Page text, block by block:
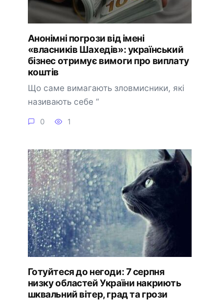
Анонімні погрози від імені
«власників Шахедів»: український
бізнес отримує вимоги про виплату
коштів
Що саме вимагають зловмисники, які
називають себе “
0 1
Готуйтеся до негоди: 7 серпня
низку областей України накриють
шквальний вітер, град та грози